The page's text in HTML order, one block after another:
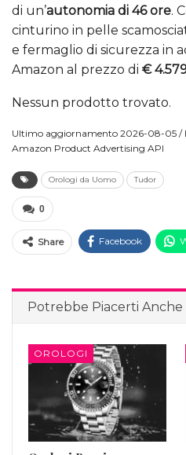
di un’autonomia di 46 ore.
cinturino in pelle
e fermaglio di sicurezza in
Amazon al prezzo di €
Nessun prodotto trovato.
Ultimo aggiornamento 2026-08-05 /
Amazon Product Advertising API
Orologi da Uomo Tudor
0
Share Facebook
Potrebbe Piacerti Anche
OROLOGI